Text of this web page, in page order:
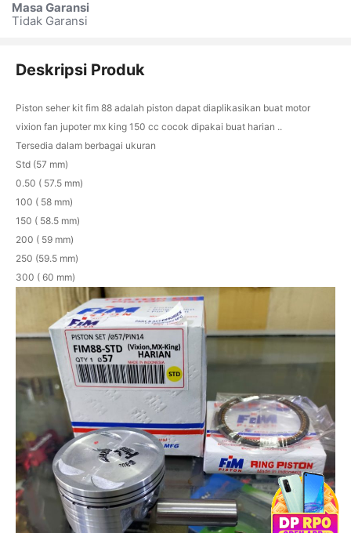
Masa Garansi
Tidak Garansi
Deskripsi Produk
Piston seher kit fim 88 adalah piston dapat diaplikasikan buat motor
vixion fan jupoter mx king 150 cc cocok dipakai buat harian ..
Tersedia dalam berbagai ukuran
Std (57 mm)
0.50 ( 57.5 mm)
100 ( 58 mm)
150 ( 58.5 mm)
200 ( 59 mm)
250 (59.5 mm)
300 ( 60 mm)